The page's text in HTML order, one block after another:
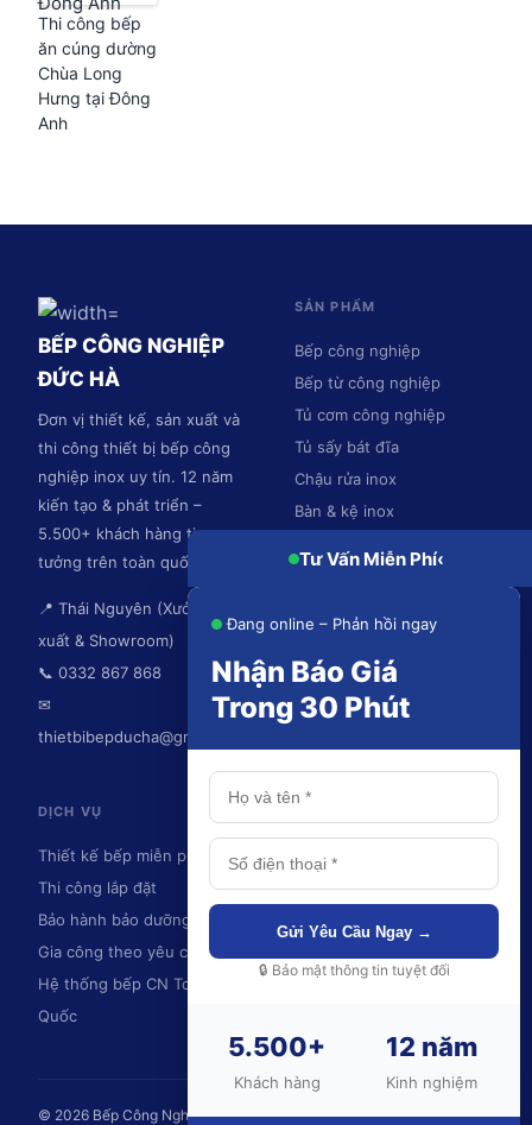
Thi công bếp
ăn cúng dường
Chùa Long
Hưng tại Đông
Anh
BẾP CÔNG NGHIỆP
ĐỨC HÀ
Đơn vị thiết kế, sản xuất và
thi công thiết bị bếp công
nghiệp inox uy tín. 12 năm
kiến tạo & phát triển –
5.500+ khách hàng tin
tưởng trên toàn quốc.
📍 Thái Nguyên (Xưởng sản
xuất & Showroom)
📞 0332 867 868
✉
thietbibepducha@gmail.com
SẢN PHẨM
Bếp công nghiệp
Bếp từ công nghiệp
Tủ cơm công nghiệp
Tủ sấy bát đĩa
Chậu rửa inox
Bàn & kệ inox
DỊCH VỤ
Thiết kế bếp miễn phí
Thi công lắp đặt
Bảo hành bảo dưỡng
Gia công theo yêu cầu
Hệ thống bếp CN Toàn
Quốc
Thái Nguyên
Hà Nội
Quảng Ninh
© 2026 Bếp Công Nghiệp Đức Hà – DUC HA., JSC. Bảo lưu mọi
💬
Tư Vấn Miễn Phí‹
Đang online – Phản hồi ngay
Nhận Báo Giá
Trong 30 Phút
Gửi Yêu Cầu Ngay →
🔒 Bảo mật thông tin tuyệt đối
5.500+
Khách hàng
12 năm
Kinh nghiệm